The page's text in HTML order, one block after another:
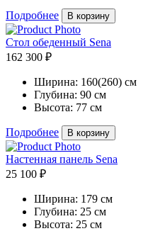
Подробнее В корзину
Стол обеденный Sena
162 300 ₽
Ширина: 160(260) см
Глубина: 90 см
Высота: 77 см
Подробнее В корзину
Настенная панель Sena
25 100 ₽
Ширина: 179 см
Глубина: 25 см
Высота: 25 см